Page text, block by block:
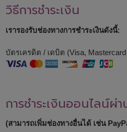
วิธีการชำระเงิน
เรารองรับช่องทางการชำระเงินดังนี้:
บัตรเครดิต / เดบิต (Visa,
การชำระเงินออนไลน์
(สามารถเพิ่มช่องทางอื่นได้ เช่น